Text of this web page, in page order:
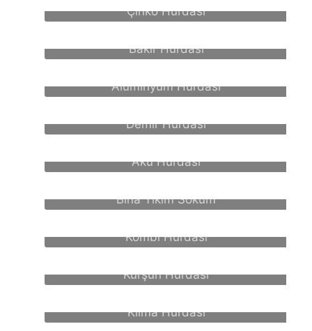
Çinko Hurdası
Bakır Hurdası
Alüminyum Hurdası
Demir Hurdası
Akü Hurdası
Bina Yıkım Söküm
Kombi Hurdası
Kurşun Hurdası
Klima Hurdası